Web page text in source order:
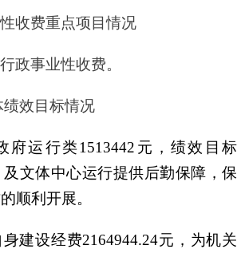
收费重点项目情况
政事业性收费。
效目标情况
府运行类1513442元，绩效目标
文体中心运行提供后勤保障，保
顺利开展。
身建设经费2164944.24元，为机关